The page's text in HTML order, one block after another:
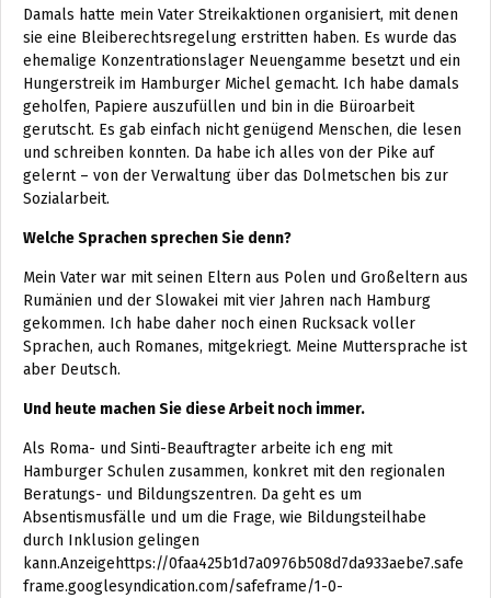
Damals hatte mein Vater Streikaktionen organisiert, mit denen
sie eine Bleiberechtsregelung erstritten haben. Es wurde das
ehemalige Konzentrationslager Neuengamme besetzt und ein
Hungerstreik im Hamburger Michel gemacht. Ich habe damals
geholfen, Papiere auszufüllen und bin in die Büroarbeit
gerutscht. Es gab einfach nicht genügend Menschen, die lesen
und schreiben konnten. Da habe ich alles von der Pike auf
gelernt – von der Verwaltung über das Dolmetschen bis zur
Sozialarbeit.
Welche Sprachen sprechen Sie denn?
Mein Vater war mit seinen Eltern aus Polen und Großeltern aus
Rumänien und der Slowakei mit vier Jahren nach Hamburg
gekommen. Ich habe daher noch einen Rucksack voller
Sprachen, auch Romanes, mitgekriegt. Meine Muttersprache ist
aber Deutsch.
Und heute machen Sie diese Arbeit noch immer.
Als Roma- und Sinti-Beauftragter arbeite ich eng mit
Hamburger Schulen zusammen, konkret mit den regionalen
Beratungs- und Bildungszentren. Da geht es um
Absentismusfälle und um die Frage, wie Bildungsteilhabe
durch Inklusion gelingen
kann.Anzeigehttps://0faa425b1d7a0976b508d7da933aebe7.safe
frame.googlesyndication.com/safeframe/1-0-